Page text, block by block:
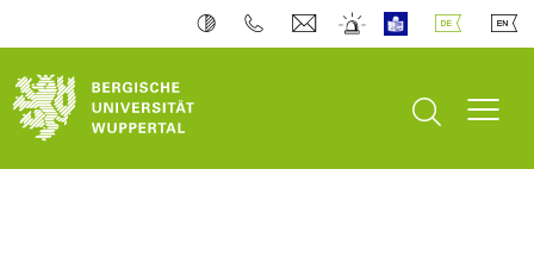
Suche öffnen